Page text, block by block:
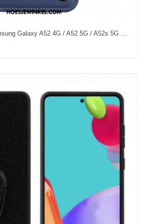
Folio-hoesje voor Samsung Galaxy A52 4G / A52 5G / A52s 5G Khazneh Lychee Leer